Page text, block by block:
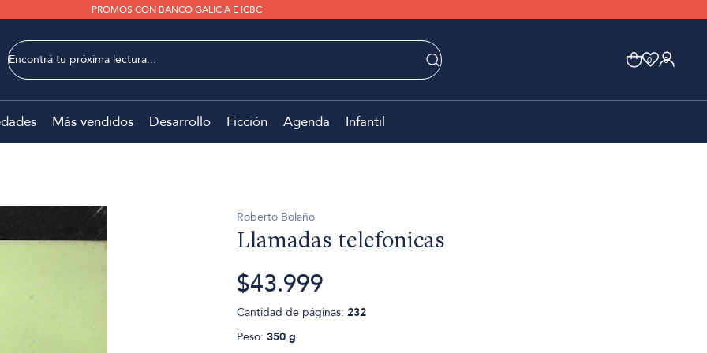
PROMOS CON BANCO GALICIA E ICBC
0 0
Más vendidos Desarrollo Ficción Agenda Infantil
Roberto Bolaño
Llamadas telefonicas
$43.999
Cantidad de páginas: 232
Peso: 350 g